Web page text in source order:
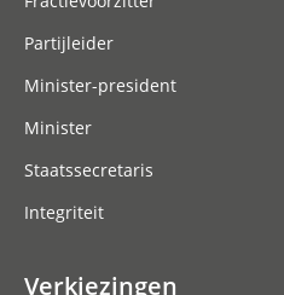
Partijleider
Minister-president
Minister
Staatssecretaris
Integriteit
Verkiezingen